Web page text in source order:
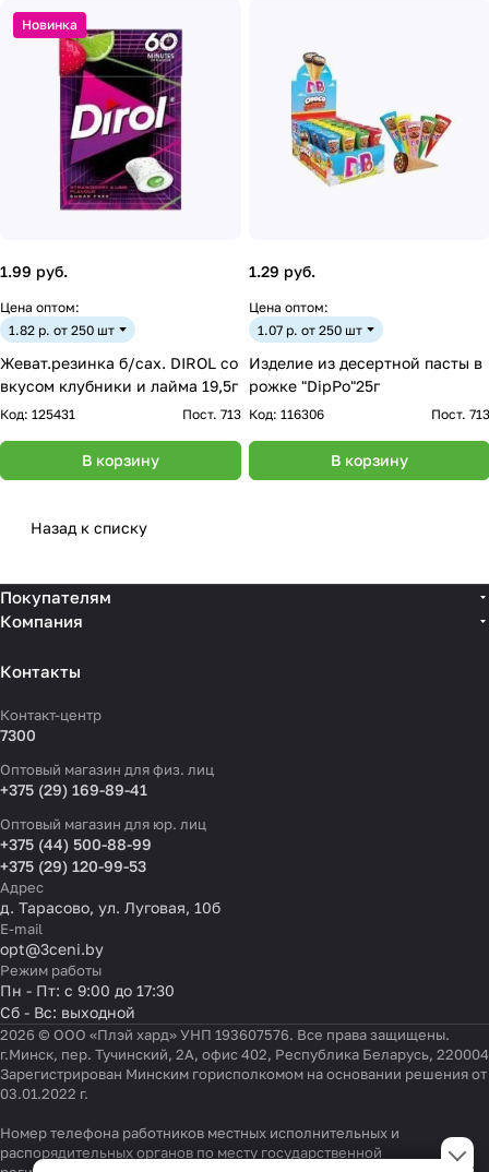
Новинка
1.99 руб.
Цена оптом:
1.82 р. от 250 шт
Жеват.резинка б/сах. DIROL со
вкусом клубники и лайма 19,5г
Код: 125431 Пост. 713
В корзину
1.29 руб.
Цена оптом:
1.07 р. от 250 шт
Изделие из десертной пасты в
рожке "DipPo"25г
Код: 116306 Пост. 713
В корзину
Назад к списку
Покупателям
Компания
Контакты
Контакт-центр
7300
Оптовый магазин для физ. лиц
+375 (29) 169-89-41
Оптовый магазин для юр. лиц
+375 (44) 500-88-99
+375 (29) 120-99-53
Адрес
д. Тарасово, ул. Луговая, 10б
E-mail
opt@3ceni.by
Режим работы
Пн - Пт: с 9:00 до 17:30
Сб - Вс: выходной
2026 © ООО «Плэй хард» УНП 193607576. Все права защищены.
г.Минск, пер. Тучинский, 2А, офис 402, Республика Беларусь, 220004
Зарегистрирован Минским горисполкомом на основании решения от
03.01.2022 г.
Номер телефона работников местных исполнительных и
распорядительных органов по месту государственной
Настройки файлов cookie